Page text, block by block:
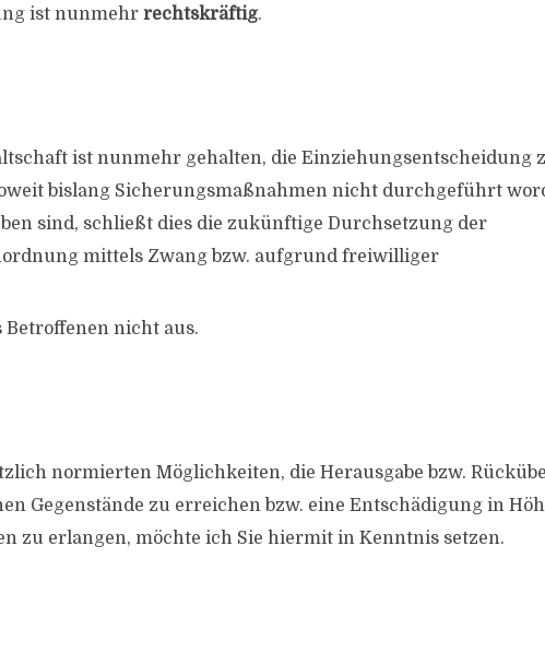
ist nunmehr rechtskräftig.
ist nunmehr gehalten, die Einziehungsentscheidung
bislang Sicherungsmaßnahmen nicht durchgeführt
sind, schließt dies die zukünftige Durchsetzung der
mittels Zwang bzw. aufgrund freiwilliger
Betroffenen nicht aus.
normierten Möglichkeiten, die Herausgabe bzw.
Gegenstände zu erreichen bzw. eine Entschädigung in
zu erlangen, möchte ich Sie hiermit in Kenntnis setzen.